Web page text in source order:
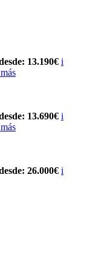
13.190€ i
13.690€ i
26.000€ i